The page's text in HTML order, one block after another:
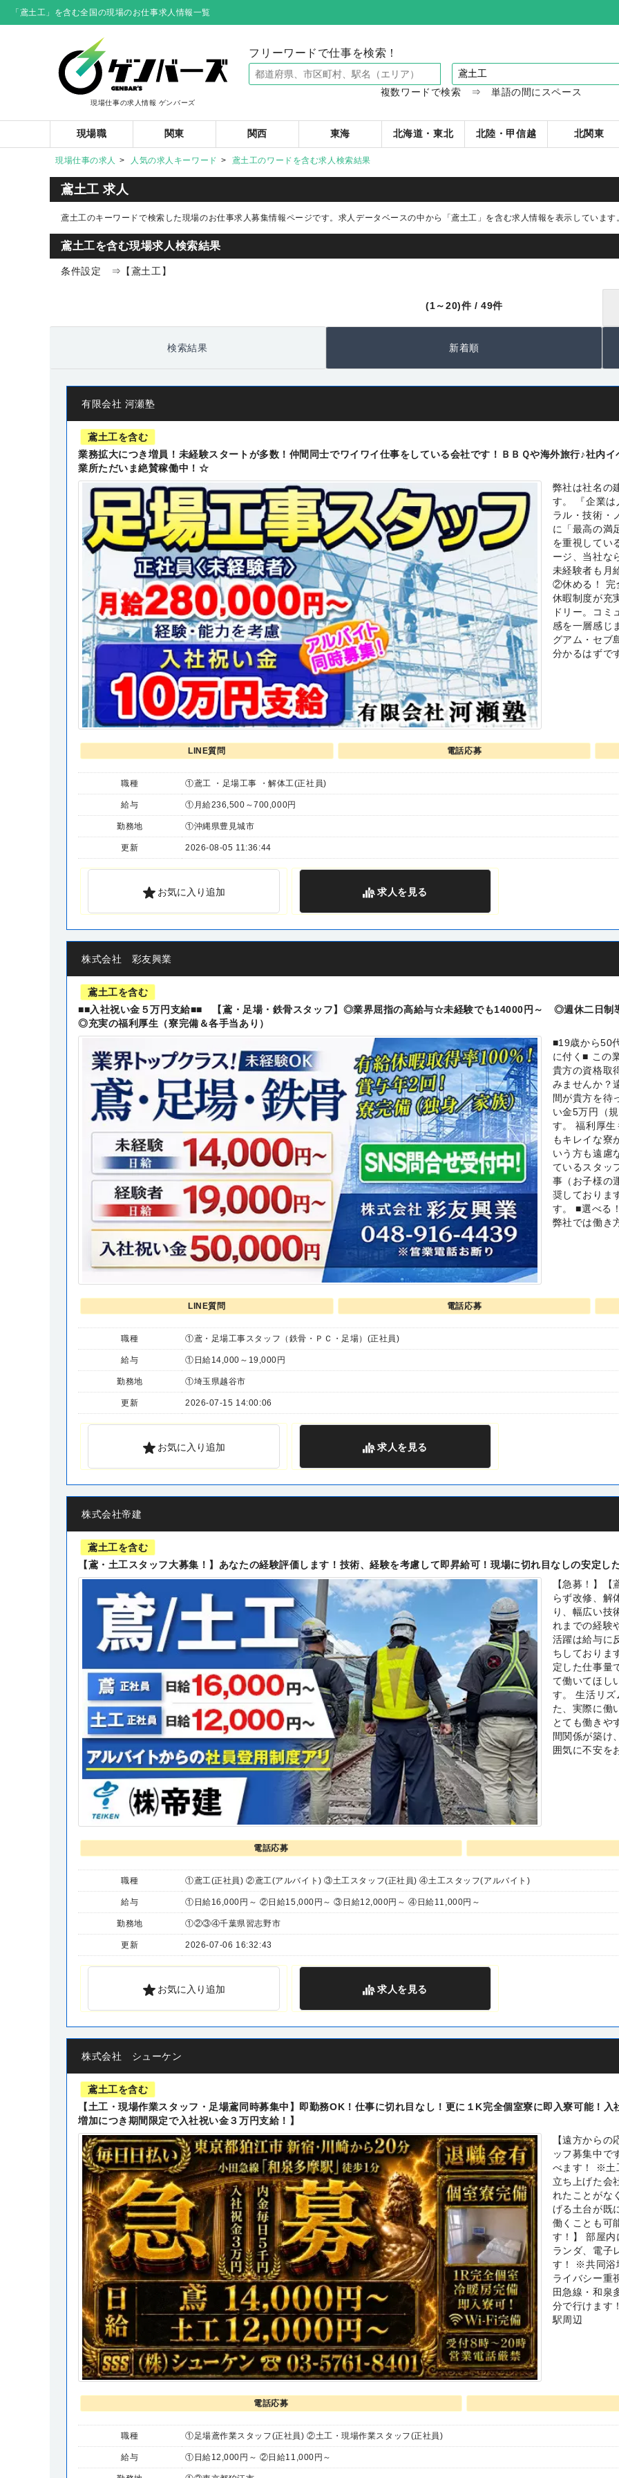
「鳶土工」を含む全国の現場のお仕事求人情報一覧
現場仕事の求人情報 ゲンバーズ
フリーワードで仕事を検索！
複数ワードで検索 ⇒ 単語の間にスペース
現場職 関東 関西 東海 北海道・東北 北陸・甲信越 北関東
現場仕事の求人 人気の求人キーワード 鳶土工のワードを含む求人検索結果
鳶土工 求人
鳶土工のキーワードで検索した現場のお仕事求人募集情報ページです。求人データベースの中から 「鳶土工」 を含む求人情報を表示しています
鳶土工を含む現場求人検索結果
条件設定 ⇒【鳶土工】
(1～20)件 / 49件
検索結果 新着順
有限会社 河瀬塾
鳶土工を含む
業務拡大につき増員！未経験スタートが多数！仲間同士でワイワイ仕事をしている会社です！ＢＢＱや海外旅行♪社
業所ただいま絶賛稼働中！☆
弊社は社名の
す。 『企業は
ラル・技術・
に「最高の満
を重視してい
ージ、当社な
未経験者も月
②休める！ 完
休暇制度が充
ドリー。コミ
感を一層感じ
グアム・セブ
分かるはずで
LINE質問 電話応募
職種 ①鳶工 ・足場工事 ・解体工(正社員)
給与 ①月給236,500～700,000円
勤務地 ①沖縄県豊見城市
更新 2026-08-05 11:36:44
お気に入り追加 求人を見る
株式会社 彩友興業
鳶土工を含む
■■入社祝い金５万円支給■■ 【鳶・足場・鉄骨スタッフ】◎業界屈指の高給与☆未経験でも14000円～ ◎週休二日
◎充実の福利厚生（寮完備＆各手当あり）
■19歳から50
に付く■ この
貴方の資格取
みませんか？
間が貴方を待
い金5万円（
す。 福利厚生
もキレイな寮
いう方も遠
ているスタッ
事（お子様の
奨しておりま
す。 ■選べる
弊社では働き
LINE質問 電話応募
職種 ①鳶・足場工事スタッフ（鉄骨・ＰＣ・足場）(正社員)
給与 ①日給14,000～19,000円
勤務地 ①埼玉県越谷市
更新 2026-07-15 14:00:06
お気に入り追加 求人を見る
株式会社帝建
鳶土工を含む
【鳶・土工スタッフ大募集！】あなたの経験評価します！技術、経験を考慮して即昇給可！現場に切れ目なしの安定し
【急募！】
らず改修、解
り、幅広い技
れまでの経験
活躍は給与に
ちしておりま
定した仕事量
て働いてほし
す。 生活リ
た、実際に働
とても働きや
間関係が築け
囲気に不安を
電話応募
職種 ①鳶工(正社員) ②鳶工(アルバイト) ③土工スタッフ(正社員) ④土工スタッフ(アルバイト)
給与 ①日給16,000円～ ②日給15,000円～ ③日給12,000円～ ④日給11,000円～
勤務地 ①②③④千葉県習志野市
更新 2026-07-06 16:32:43
お気に入り追加 求人を見る
株式会社 シューケン
鳶土工を含む
【土工・現場作業スタッフ・足場鳶同時募集中】即勤務OK！仕事に切れ目なし！更に１K完全個室寮に即入寮可能！
増加につき期間限定で入社祝い金３万円支給！】
【遠方から
ッフ募集中で
べます！ ※土
立ち上げた会
れたことがな
げる土台が既
働くことも可
す！】 部屋
ランダ、電子
す！ ※共同浴
ライバシー重
田急線・和泉
分で行けます
駅周辺
電話応募
職種 ①足場鳶作業スタッフ(正社員) ②土工・現場作業スタッフ(正社員)
給与 ①日給12,000円～ ②日給11,000円～